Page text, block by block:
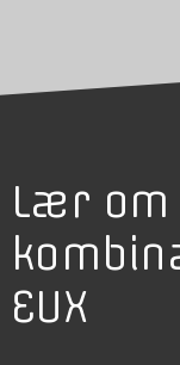
Lær
EUX